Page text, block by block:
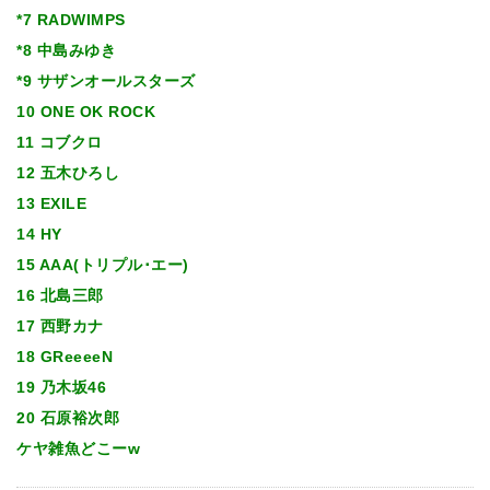
*7 RADWIMPS
*8 中島みゆき
*9 サザンオールスターズ
10 ONE OK ROCK
11 コブクロ
12 五木ひろし
13 EXILE
14 HY
15 AAA(トリプル･エー)
16 北島三郎
17 西野カナ
18 GReeeeN
19 乃木坂46
20 石原裕次郎
ケヤ雑魚どこーw